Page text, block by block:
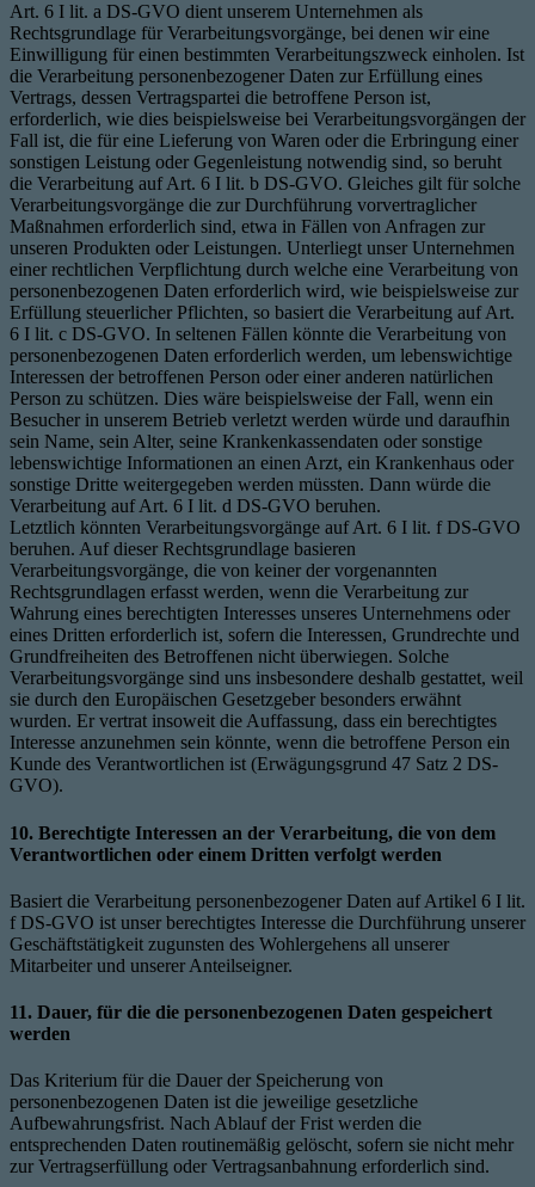
Art. 6 I lit. a DS-GVO dient unserem Unternehmen als
Rechtsgrundlage für Verarbeitungsvorgänge, bei denen wir eine
Einwilligung für einen bestimmten Verarbeitungszweck einholen. Ist
die Verarbeitung personenbezogener Daten zur Erfüllung eines
Vertrags, dessen Vertragspartei die betroffene Person ist,
erforderlich, wie dies beispielsweise bei Verarbeitungsvorgängen der
Fall ist, die für eine Lieferung von Waren oder die Erbringung einer
sonstigen Leistung oder Gegenleistung notwendig sind, so beruht
die Verarbeitung auf Art. 6 I lit. b DS-GVO. Gleiches gilt für solche
Verarbeitungsvorgänge die zur Durchführung vorvertraglicher
Maßnahmen erforderlich sind, etwa in Fällen von Anfragen zur
unseren Produkten oder Leistungen. Unterliegt unser Unternehmen
einer rechtlichen Verpflichtung durch welche eine Verarbeitung von
personenbezogenen Daten erforderlich wird, wie beispielsweise zur
Erfüllung steuerlicher Pflichten, so basiert die Verarbeitung auf Art.
6 I lit. c DS-GVO. In seltenen Fällen könnte die Verarbeitung von
personenbezogenen Daten erforderlich werden, um lebenswichtige
Interessen der betroffenen Person oder einer anderen natürlichen
Person zu schützen. Dies wäre beispielsweise der Fall, wenn ein
Besucher in unserem Betrieb verletzt werden würde und daraufhin
sein Name, sein Alter, seine Krankenkassendaten oder sonstige
lebenswichtige Informationen an einen Arzt, ein Krankenhaus oder
sonstige Dritte weitergegeben werden müssten. Dann würde die
Verarbeitung auf Art. 6 I lit. d DS-GVO beruhen.
Letztlich könnten Verarbeitungsvorgänge auf Art. 6 I lit. f DS-GVO
beruhen. Auf dieser Rechtsgrundlage basieren
Verarbeitungsvorgänge, die von keiner der vorgenannten
Rechtsgrundlagen erfasst werden, wenn die Verarbeitung zur
Wahrung eines berechtigten Interesses unseres Unternehmens oder
eines Dritten erforderlich ist, sofern die Interessen, Grundrechte und
Grundfreiheiten des Betroffenen nicht überwiegen. Solche
Verarbeitungsvorgänge sind uns insbesondere deshalb gestattet, weil
sie durch den Europäischen Gesetzgeber besonders erwähnt
wurden. Er vertrat insoweit die Auffassung, dass ein berechtigtes
Interesse anzunehmen sein könnte, wenn die betroffene Person ein
Kunde des Verantwortlichen ist (Erwägungsgrund 47 Satz 2 DS-
GVO).
10. Berechtigte Interessen an der Verarbeitung, die von dem
Verantwortlichen oder einem Dritten verfolgt werden
Basiert die Verarbeitung personenbezogener Daten auf Artikel 6 I lit.
f DS-GVO ist unser berechtigtes Interesse die Durchführung unserer
Geschäftstätigkeit zugunsten des Wohlergehens all unserer
Mitarbeiter und unserer Anteilseigner.
11. Dauer, für die die personenbezogenen Daten gespeichert
werden
Das Kriterium für die Dauer der Speicherung von
personenbezogenen Daten ist die jeweilige gesetzliche
Aufbewahrungsfrist. Nach Ablauf der Frist werden die
entsprechenden Daten routinemäßig gelöscht, sofern sie nicht mehr
zur Vertragserfüllung oder Vertragsanbahnung erforderlich sind.